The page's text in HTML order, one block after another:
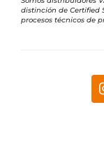
distinción de Certified
procesos técnicos de